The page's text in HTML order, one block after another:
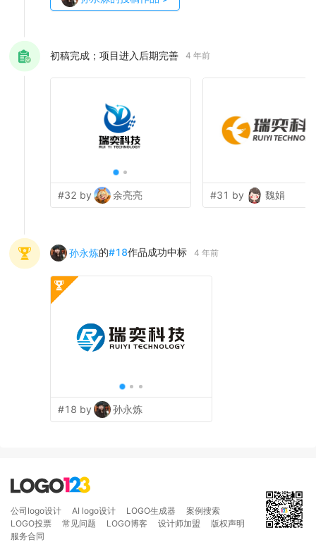
初稿完成；项目进入后期完善 4 年前
#32 by 余亮亮 #31 by 魏娟
孙永炼的#18作品成功中标 4 年前
#18 by 孙永炼
公司logo设计 AI logo设计 LOGO生成器
案例搜索
LOGO投票
常见问题 LOGO博客 设计师加盟
版权声明
服务合同